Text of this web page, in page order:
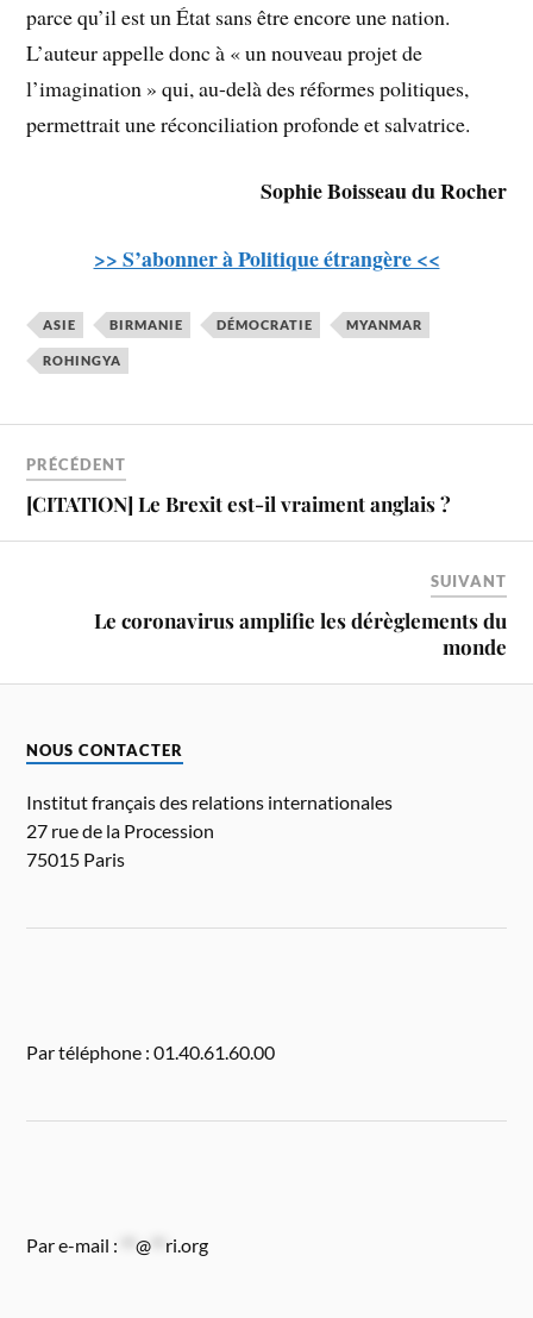
parce qu’il est un État sans être encore une nation.
L’auteur appelle donc à « un nouveau projet de
l’imagination » qui, au-delà des réformes politiques,
permettrait une réconciliation profonde et salvatrice.
Sophie Boisseau du Rocher
>> S’abonner à Politique étrangère <<
ASIE BIRMANIE DÉMOCRATIE MYANMAR
ROHINGYA
PRÉCÉDENT
[CITATION] Le Brexit est-il vraiment anglais ?
SUIVANT
Le coronavirus amplifie les dérèglements du
monde
NOUS CONTACTER
Institut français des relations internationales
27 rue de la Procession
75015 Paris
Par téléphone : 01.40.61.60.00
Par e-mail : **@ ri.org